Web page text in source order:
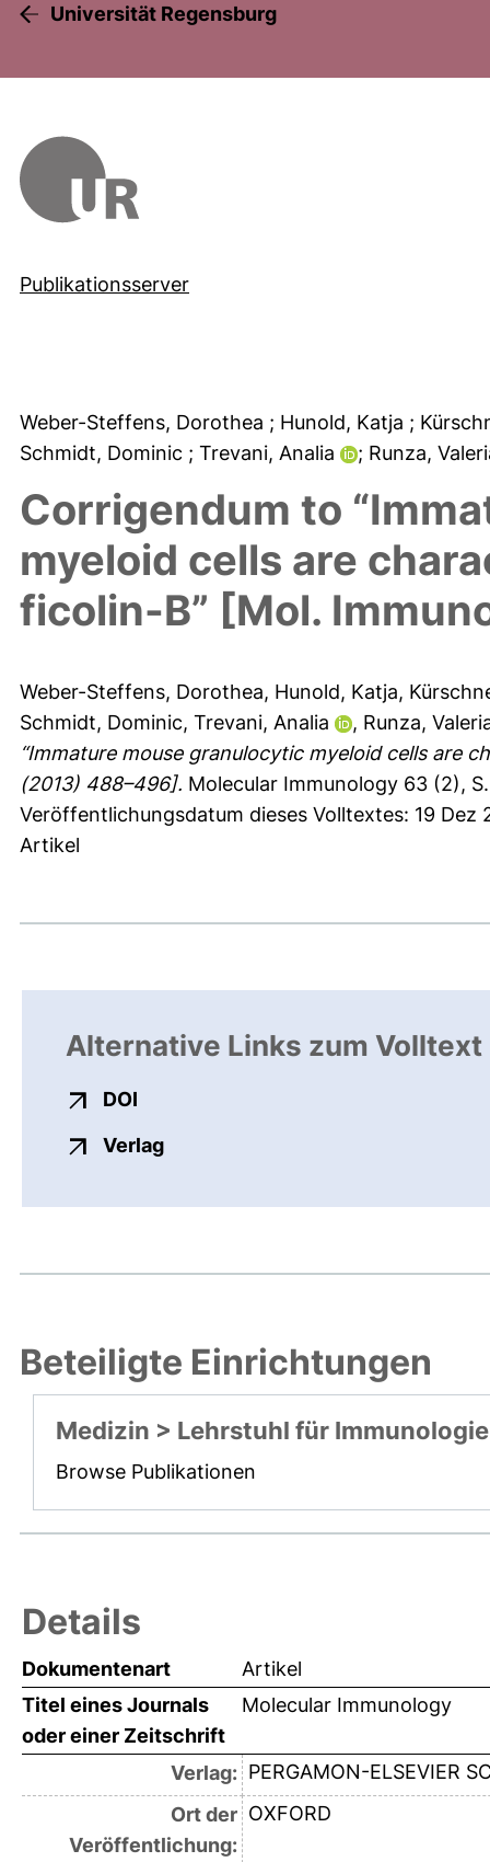
Universität Regensburg
Publikationsserver
Weber-Steffens, Dorothea ; Hunold, Katja ;
Schmidt, Dominic ; Trevani, Analia ; Runza,
Corrigendum to
myeloid cells are
ficolin-B” [Mol.
Weber-Steffens, Dorothea, Hunold, Katja,
Schmidt, Dominic, Trevani, Analia , Runza,
“Immature mouse granulocytic myeloid cells are
(2013) 488–496]. Molecular Immunology 63 (2),
Veröffentlichungsdatum dieses Volltextes: 19 Dez
Artikel
Alternative Links zum Volltext
DOI
Verlagexterner Link, öffnet neues
Beteiligte Einrichtungen
Medizin > Lehrstuhl für Immunologie
Browse Publikationen
Details
Dokumentenart
Artikel
Titel eines Journals
oder einer Zeitschrift
Molecular Immunology
Verlag: PERGAMON-ELSEVIER
Ort der
Veröffentlichung:
OXFORD